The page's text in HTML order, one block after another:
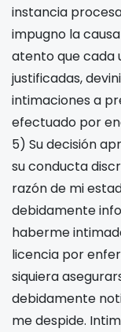
instancia
impugno la
atento que cada
justificadas,
intimaciones a
efectuado por
5) Su decisión
su conducta
razón de mi
debidamente
haberme
licencia por
siquiera
debidamente
me despide.